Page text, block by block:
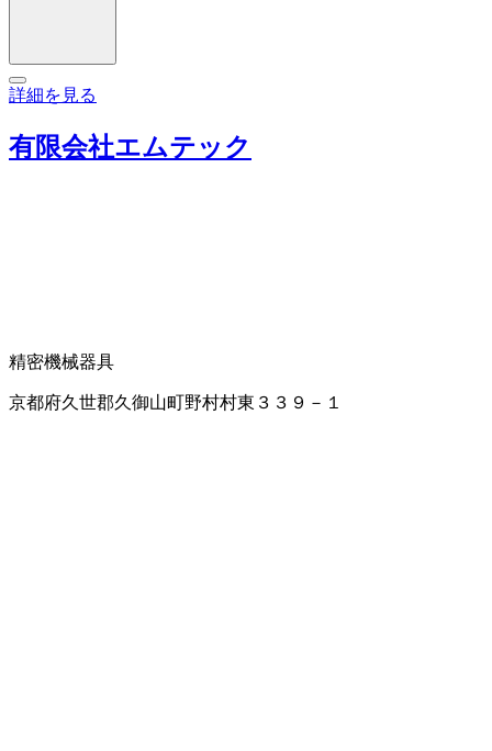
詳細を見る
有限会社エムテック
精密機械器具
京都府久世郡久御山町野村村東３３９－１